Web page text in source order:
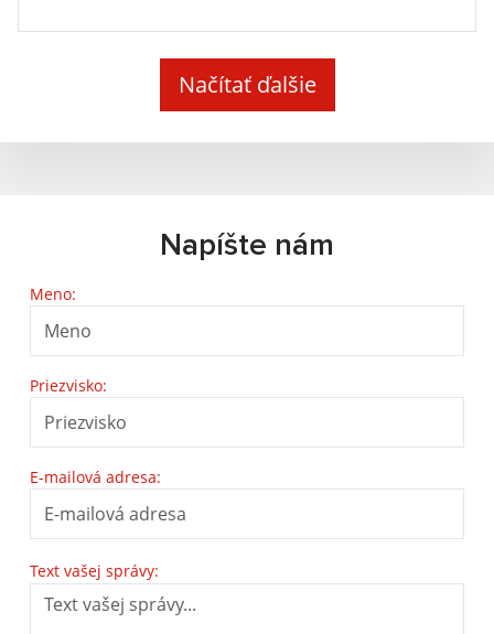
Načítať ďalšie
Napíšte nám
Meno:
Priezvisko:
E-mailová adresa:
Text vašej správy: